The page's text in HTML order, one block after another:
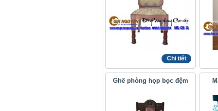
Chi tiết
Ghế phòng họp bọc đệm